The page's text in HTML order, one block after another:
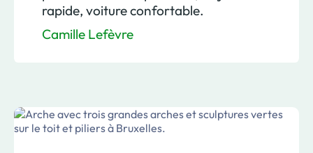
rapide, voiture confortable.
Camille Lefèvre